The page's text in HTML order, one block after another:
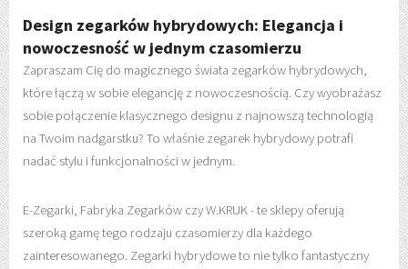
Design zegarków hybrydowych: Elegancja i
nowoczesność w jednym czasomierzu
Zapraszam Cię do magicznego świata zegarków hybrydowych,
które łączą w sobie elegancję z nowoczesnością. Czy wyobrażasz
sobie połączenie klasycznego designu z najnowszą technologią
na Twoim nadgarstku? To właśnie zegarek hybrydowy potrafi
nadać stylu i funkcjonalności w jednym.
E-Zegarki, Fabryka Zegarków czy W.KRUK - te sklepy oferują
szeroką gamę tego rodzaju czasomierzy dla każdego
zainteresowanego. Zegarki hybrydowe to nie tylko fantastyczny